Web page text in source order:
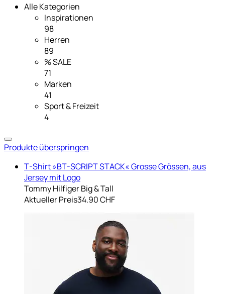
Alle Kategorien
Inspirationen
98
Herren
89
% SALE
71
Marken
41
Sport & Freizeit
4
Produkte überspringen
T-Shirt »BT-SCRIPT STACK« Grosse Grössen, aus
Jersey mit Logo
Tommy Hilfiger Big & Tall
Aktueller Preis34.90 CHF